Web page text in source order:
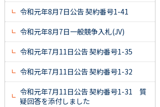
令和元年8月7日公告 契約番号1-41
令和元年8月7日一般競争入札(JV)
令和元年7月11日公告 契約番号1-35
令和元年7月11日公告 契約番号1-32
令和元年7月11日公告 契約番号1-31 質
疑回答を添付しました